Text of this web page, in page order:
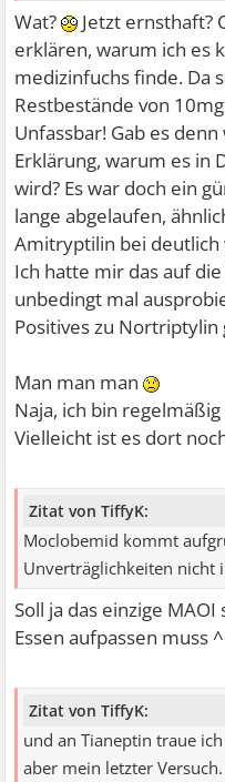
erloschen, andere
betroffen….so zu lesen auf
Lundbeck.
Wat?
Jetzt ernsthaft?
erklären, warum ich es
medizinfuchs finde. Da
Restbestände von
Unfassbar! Gab es
Erklärung, warum es in
wird? Es war doch ein
lange abgelaufen,
Amitryptilin bei
Ich hatte mir das auf
unbedingt mal
Positives zu
Man man man
Naja, ich bin
Vielleicht ist es dort
Zitat von TiffyK:
Moclobemid kommt
Unverträglichkeiten nicht
Soll ja das einzige
Essen aufpassen muss
Zitat von TiffyK:
und an Tianeptin traue
aber mein letzter